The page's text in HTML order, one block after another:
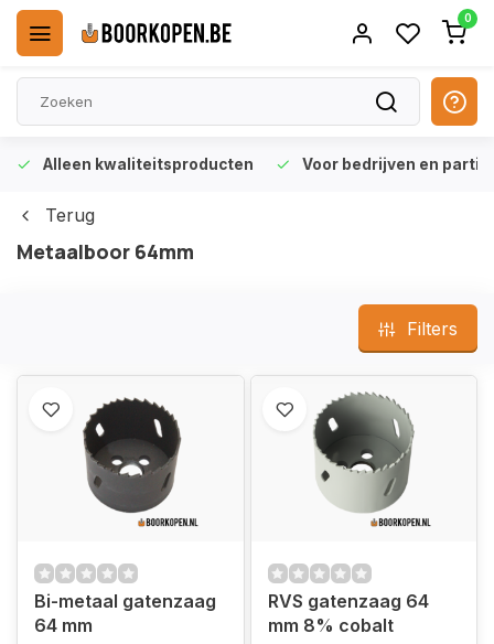
0
Alleen kwaliteitsproducten Voor bedrijven en
Terug
Metaalboor 64mm
Filters
Bi-metaal gatenzaag
64 mm
RVS gatenzaag 64
mm 8% cobalt